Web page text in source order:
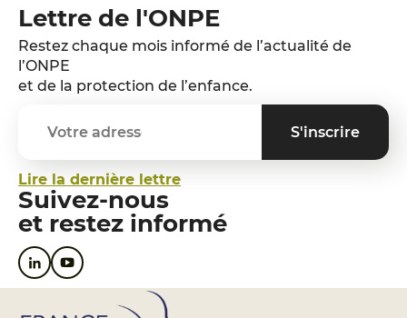
Lettre de l'ONPE
Restez chaque mois informé de l’actualité de
l’ONPE
et de la protection de l’enfance.
Lire la dernière lettre
Suivez-nous
et restez informé